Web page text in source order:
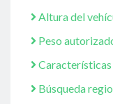
Altura del
Peso
Características
Búsqueda